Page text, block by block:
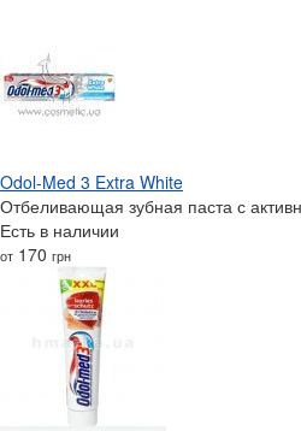
Odol-Med 3 Extra White
Отбеливающая зубная паста с
Есть в наличии
от 170 грн